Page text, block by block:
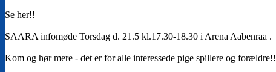
Se her!!
SAARA infomøde Torsdag d. 21.5 kl.17.30-18.30 i Arena Aabenraa .
Kom og hør mere - det er for alle interessede pige spillere og forældre!!